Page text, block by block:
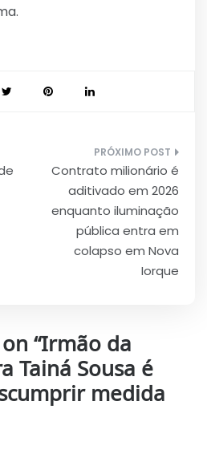
Contrato milionário é
aditivado em 2026
enquanto iluminação
pública entra em
colapso em Nova
Iorque
“Irmão da
Tainá Sousa é
medida